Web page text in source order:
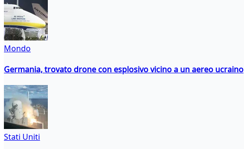
Mondo
Germania, trovato drone con esplosivo vicino a un aereo ucraino
Stati Uniti